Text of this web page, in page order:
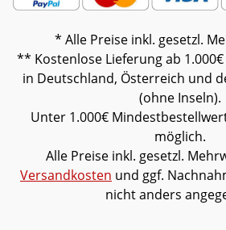
* Alle Preise inkl. gesetzl.
** Kostenlose Lieferung ab
in Deutschland, Österreich und
(ohne Inseln).
Unter 1.000€
möglich.
Alle Preise inkl. gesetzl.
Versandkosten und ggf.
nicht anders